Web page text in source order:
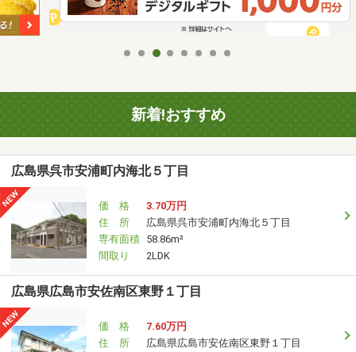
新着!おすすめ
広島県呉市安浦町内海北５丁目
価 格
3.70万円
住 所
広島県呉市安浦町内海北５丁目
専有面積 58.86m²
間取り
2LDK
広島県広島市安佐南区東野１丁目
価 格
7.60万円
住 所
広島県広島市安佐南区東野１丁目